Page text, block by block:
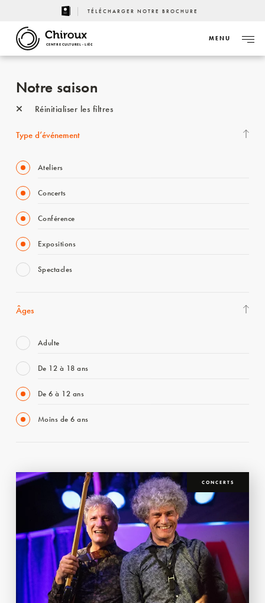
TÉLÉCHARGER NOTRE BROCHURE
CENTRE CULTUREL - LIÈGE
MENU
Notre saison
Réinitialiser les filtres
Type d’événement
Ateliers
Concerts
Conférence
Expositions
Spectacles
Âges
Adulte
De 12 à 18 ans
De 6 à 12 ans
Moins de 6 ans
CONCERTS